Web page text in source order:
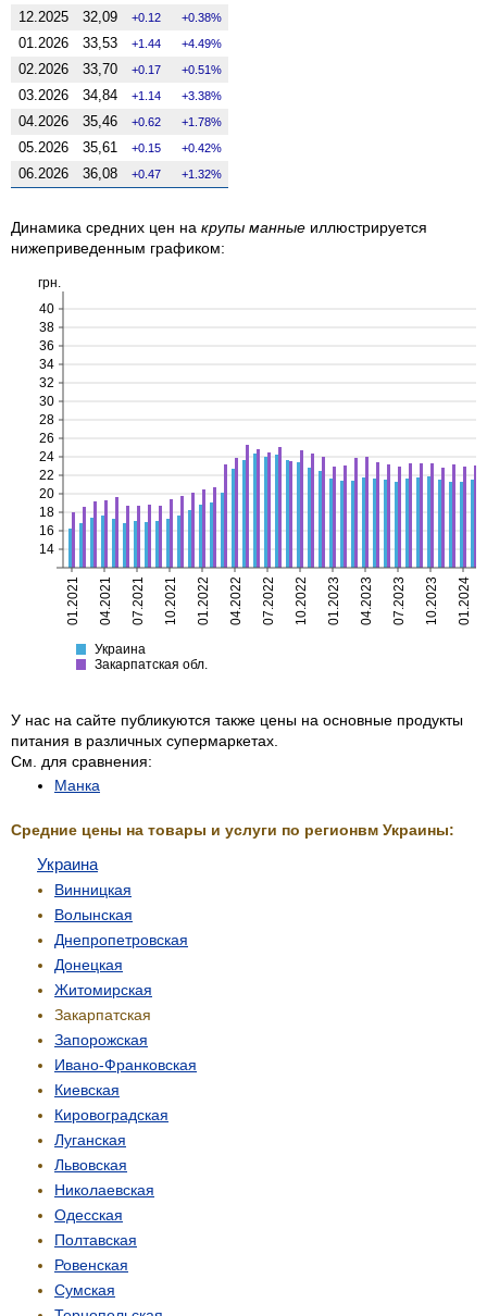
12.2025 32,09 0.12 0.38%
01.2026 33,53 1.44 4.49%
02.2026 33,70 0.17 0.51%
03.2026 34,84 1.14 3.38%
04.2026 35,46 0.62 1.78%
05.2026 35,61 0.15 0.42%
06.2026 36,08 0.47 1.32%
Динамика средних цен на крупы манные иллюстрируется
нижеприведенным графиком:
Украина
Закарпатская
01.2021 04.2021 07.2021 10.2021 01.2022 04.2022 07.2022 10.2022 01.2023 04.2023 07.2023 10.2023 01.2024
14
16
18
20
22
24
26
28
30
32
34
36
38
40
грн.
Украина
Закарпатская обл.
У нас на сайте публикуются также цены на основные продукты
питания в различных супермаркетах.
См. для сравнения:
Манка
Средние цены на товары и услуги по регионвм Украины:
Украина
Винницкая
Волынская
Днепропетровская
Донецкая
Житомирская
Закарпатская
Запорожская
Ивано-Франковская
Киевская
Кировоградская
Луганская
Львовская
Николаевская
Одесская
Полтавская
Ровенская
Сумская